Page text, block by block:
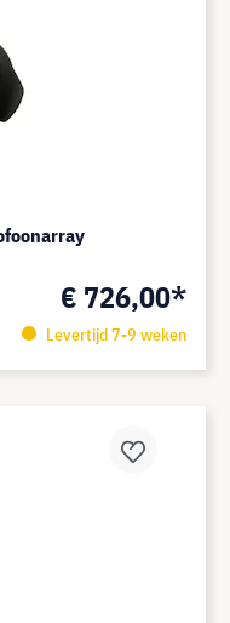
€ 726,00*
Levertijd 7-9 weken